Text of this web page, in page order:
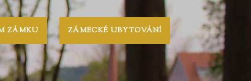
ZÁMKU ZÁMECKÉ UBYTOVÁNÍ